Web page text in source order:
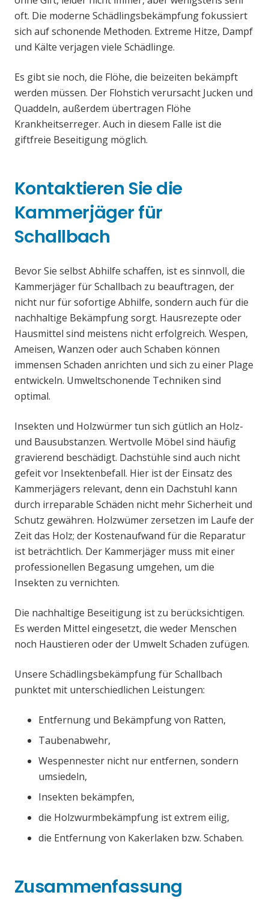
oft. Die moderne Schädlingsbekämpfung fokussiert
sich auf schonende Methoden. Extreme Hitze, Dampf
und Kälte verjagen viele Schädlinge.
Es gibt sie noch, die Flöhe, die beizeiten bekämpft
werden müssen. Der Flohstich verursacht Jucken und
Quaddeln, außerdem übertragen Flöhe
Krankheitserreger. Auch in diesem Falle ist die
giftfreie Beseitigung möglich.
Kontaktieren Sie die
Kammerjäger für
Schallbach
Bevor Sie selbst Abhilfe schaffen, ist es sinnvoll, die
Kammerjäger für Schallbach zu beauftragen, der
nicht nur für sofortige Abhilfe, sondern auch für die
nachhaltige Bekämpfung sorgt. Hausrezepte oder
Hausmittel sind meistens nicht erfolgreich. Wespen,
Ameisen, Wanzen oder auch Schaben können
immensen Schaden anrichten und sich zu einer Plage
entwickeln. Umweltschonende Techniken sind
optimal.
Insekten und Holzwürmer tun sich gütlich an Holz-
und Bausubstanzen. Wertvolle Möbel sind häufig
gravierend beschädigt. Dachstühle sind auch nicht
gefeit vor Insektenbefall. Hier ist der Einsatz des
Kammerjägers relevant, denn ein Dachstuhl kann
durch irreparable Schäden nicht mehr Sicherheit und
Schutz gewähren. Holzwümer zersetzen im Laufe der
Zeit das Holz; der Kostenaufwand für die Reparatur
ist beträchtlich. Der Kammerjäger muss mit einer
professionellen Begasung umgehen, um die
Insekten zu vernichten.
Die nachhaltige Beseitigung ist zu berücksichtigen.
Es werden Mittel eingesetzt, die weder Menschen
noch Haustieren oder der Umwelt Schaden zufügen.
Unsere Schädlingsbekämpfung für Schallbach
punktet mit unterschiedlichen Leistungen:
Entfernung und Bekämpfung von Ratten,
Taubenabwehr,
Wespennester nicht nur entfernen, sondern
umsiedeln,
Insekten bekämpfen,
die Holzwurmbekämpfung ist extrem eilig,
die Entfernung von Kakerlaken bzw. Schaben.
Zusammenfassung